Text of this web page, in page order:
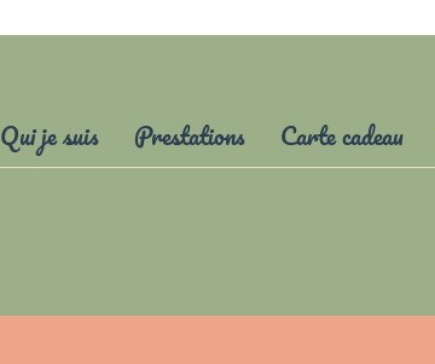
Qui je suis Prestations Carte cadeau